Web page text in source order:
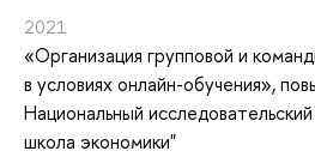
2021
«Организация групповой и
в условиях онлайн-обучения»,
Национальный
школа экономики"